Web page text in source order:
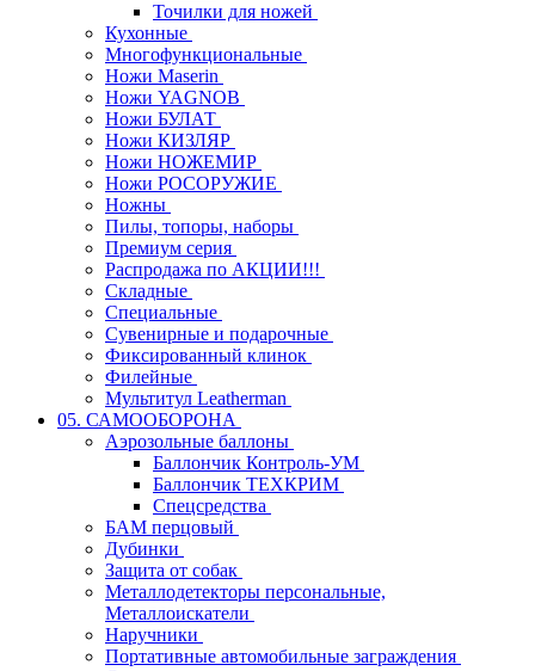
Точилки для ножей
Кухонные
Многофункциональные
Ножи Maserin
Ножи YAGNOB
Ножи БУЛАТ
Ножи КИЗЛЯР
Ножи НОЖЕМИР
Ножи РОСОРУЖИЕ
Ножны
Пилы, топоры, наборы
Премиум серия
Распродажа по АКЦИИ!!!
Складные
Специальные
Сувенирные и подарочные
Фиксированный клинок
Филейные
Мультитул Leatherman
05. САМООБОРОНА
Аэрозольные баллоны
Баллончик Контроль-УМ
Баллончик ТЕХКРИМ
Спецсредства
БАМ перцовый
Дубинки
Защита от собак
Металлодетекторы персональные,
Металлоискатели
Наручники
Портативные автомобильные заграждения